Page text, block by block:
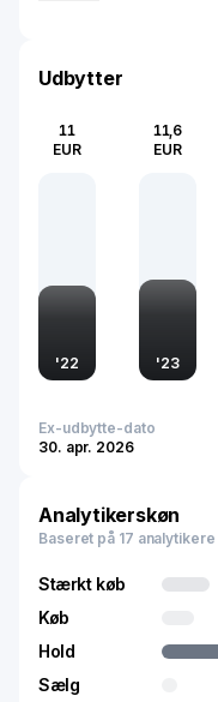
Udbytter
11
EUR
'22
11,6
EUR
'23
Ex-udbytte-dato
30. apr. 2026
Analytikerskøn
Baseret på 17 analytikere
Stærkt køb
Køb
Hold
Sælg